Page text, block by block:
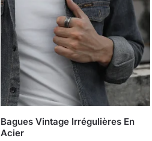
Bagues Vintage Irrégulières En
Acier